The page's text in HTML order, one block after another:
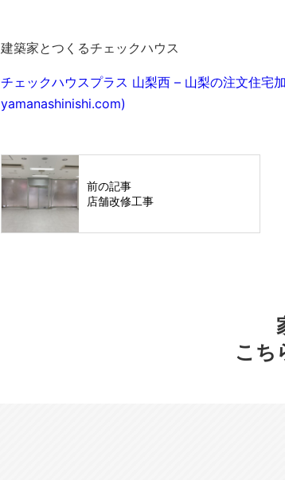
建築家とつくるチェックハウス
チェックハウスプラス 山梨西 – 山梨の注文住宅
yamanashinishi.com)
前の記事
店舗改修工事
こち